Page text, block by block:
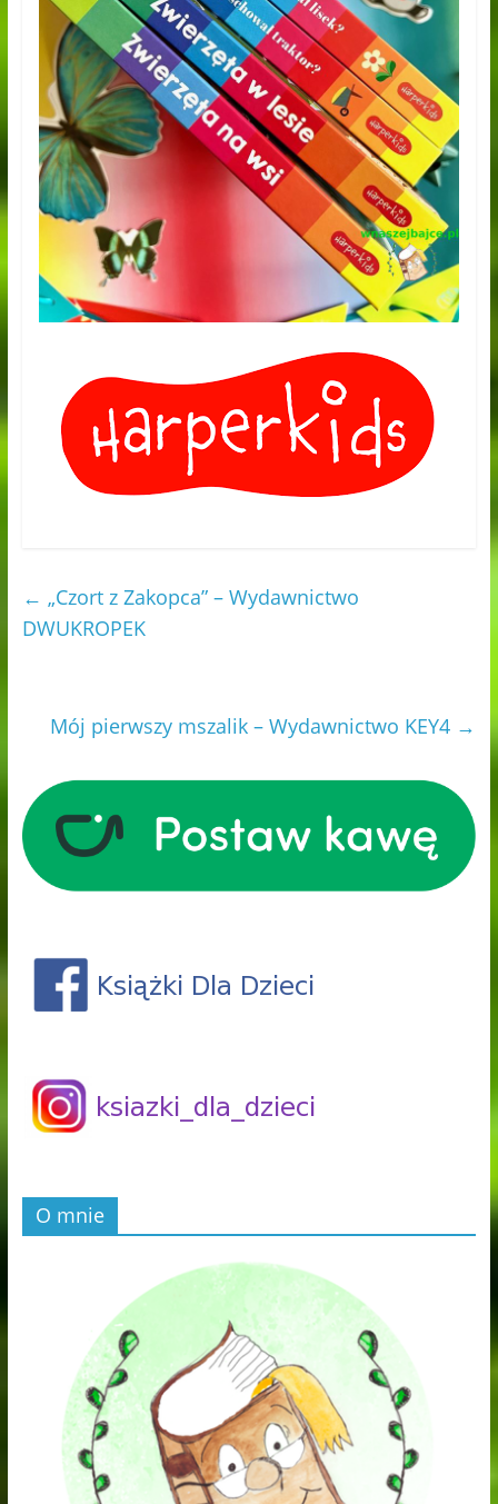
← „Czort z Zakopca” – Wydawnictwo
DWUKROPEK
Mój pierwszy mszalik – Wydawnictwo KEY4 →
O mnie